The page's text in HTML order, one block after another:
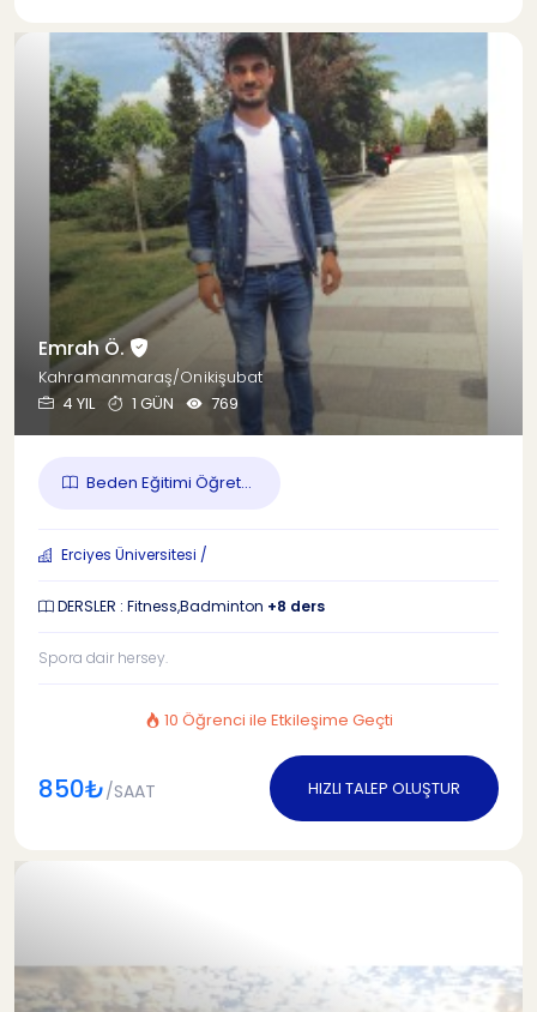
Emrah Ö.
Kahramanmaraş/Onikişubat
4 YIL
1 GÜN 769
Beden Eğitimi Öğret...
Erciyes Üniversitesi /
DERSLER : Fitness,Badminton +8 ders
Spora dair hersey.
10 Öğrenci ile Etkileşime Geçti
850₺/SAAT HIZLI TALEP OLUŞTUR